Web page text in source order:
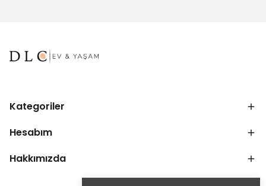
Kategoriler
Hesabım
Hakkımızda